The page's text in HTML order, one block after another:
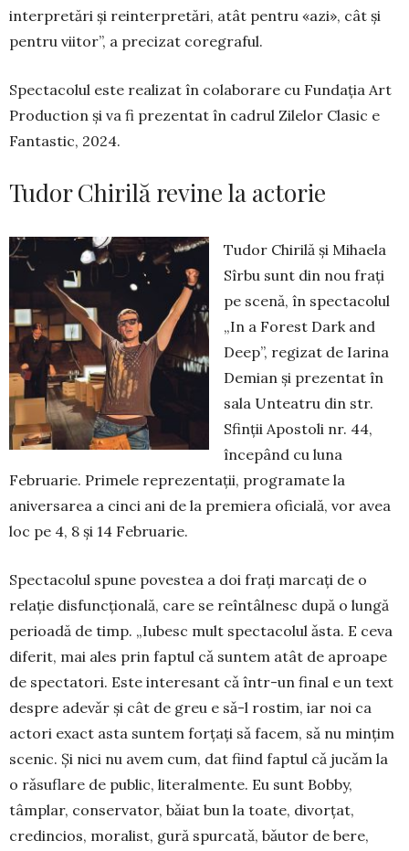
interpretări și reinter­pre­tări, atât pen­­tru «azi», cât și
pentru viitor”, a precizat co­regraful.
Spectacolul este realizat în colaborare cu Fun­da­ția Art
Production și va fi prezentat în cadrul Zilelor Clasic e
Fantastic, 2024.
Tudor Chirilă revine la actorie
Tudor Chirilă și Mihaela
Sîrbu sunt din nou frați
pe scenă, în spectacolul
„In a Forest Dark and
Deep”, regizat de Iarina
Demian și prezentat în
sala Unteatru din str.
Sfinții Apostoli nr. 44,
începând cu luna
Februarie. Primele reprezen­tații, programate la
aniversarea a cinci ani de la pre­mie­ra oficială, vor avea
loc pe 4, 8 și 14 Februarie.
Spectacolul spune povestea a doi frați marcați de o
relație disfuncțională, care se reîntâlnesc după o lungă
perioadă de timp. „Iubesc mult spec­tacolul ǎsta. E ceva
diferit, mai ales prin faptul cǎ suntem atât de aproape
de spectatori. Este interesant cǎ într-un final e un text
despre adevǎr şi cât de greu e sǎ-l rostim, iar noi ca
actori exact asta suntem for­țați sǎ facem, sǎ nu mințim
scenic. Şi nici nu avem cum, dat fiind fap­tul cǎ jucǎm la
o rǎsuflare de public, literal­men­te. Eu sunt Bobby,
tâmplar, con­ser­vator, bǎiat bun la toate, divorțat,
credincios, mo­ralist, gură spurcatǎ, bǎutor de bere,